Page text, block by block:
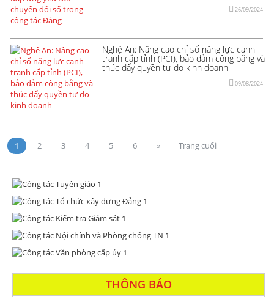
26/09/2024
Nghệ An: Nâng cao chỉ số năng lực cạnh
tranh cấp tỉnh (PCI), bảo đảm công bằng và
thúc đẩy quyền tự do kinh doanh
09/08/2024
1 2 3 4 5 6 » Trang cuối
THÔNG BÁO